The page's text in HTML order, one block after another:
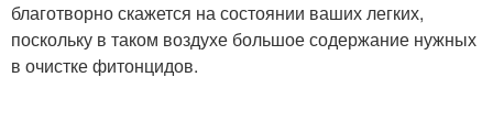
благотворно скажется на состоянии ваших легких,
поскольку в таком воздухе большое содержание нужных
в очистке фитонцидов.